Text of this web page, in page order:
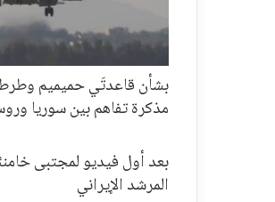
بشأن قاعدتَي حميميم
مذكرة تفاهم بين سوريا
بعد أول فيديو لمجتبى
المرشد الإيراني